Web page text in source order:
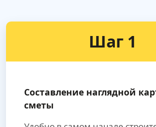
Шаг 1
Составление наглядной
сметы